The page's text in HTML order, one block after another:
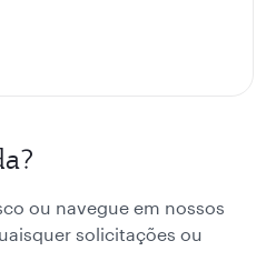
ou navegue em nossos
solicitações ou